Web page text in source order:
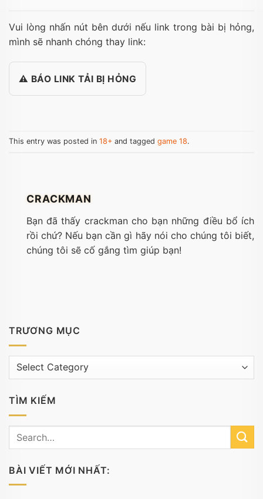
Vui lòng nhấn nút bên dưới nếu link trong bài bị hỏng,
mình sẽ nhanh chóng thay link:
⚠️ BÁO LINK TẢI BỊ HỎNG
This entry was posted in 18+ and tagged game 18.
CRACKMAN
Bạn đã thấy crackman cho bạn những điều bổ ích
rồi chứ? Nếu bạn cần gì hãy nói cho chúng tôi biết,
chúng tôi sẽ cố gắng tìm giúp bạn!
TRƯƠNG MỤC
Trương
TÌM KIẾM
BÀI VIẾT MỚI NHẤT: